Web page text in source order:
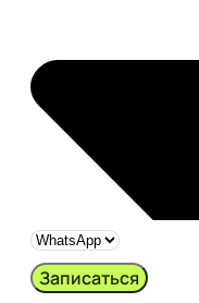
Записаться